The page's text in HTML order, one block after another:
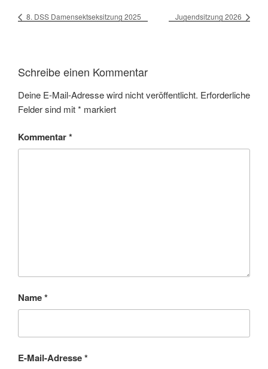
8. DSS Damensektseksitzung 2025 Jugendsitzung 2026
Schreibe einen Kommentar
Deine E-Mail-Adresse wird nicht veröffentlicht. Erforderliche
Felder sind mit* markiert
Kommentar*
Name*
E-Mail-Adresse*